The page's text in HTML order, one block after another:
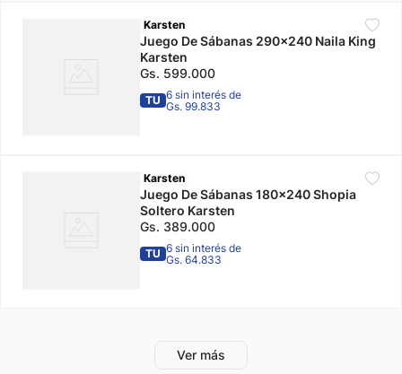
Karsten
Juego De Sábanas 290x240 Naila King
Karsten
Gs. 599.000
TU 6 sin interés de
Gs. 99.833
Karsten
Juego De Sábanas 180x240 Shopia
Soltero Karsten
Gs. 389.000
TU 6 sin interés de
Gs. 64.833